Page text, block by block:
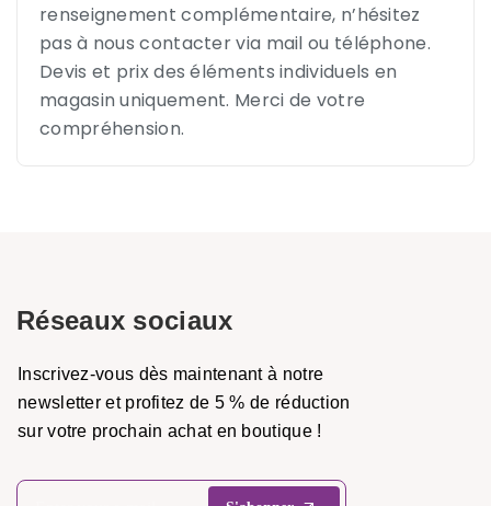
renseignement complémentaire, n’hésitez
pas à nous contacter via mail ou téléphone.
Devis et prix des éléments individuels en
magasin uniquement. Merci de votre
compréhension.
Réseaux sociaux
Inscrivez-vous dès maintenant à notre
newsletter et profitez de 5 % de réduction
sur votre prochain achat en boutique !